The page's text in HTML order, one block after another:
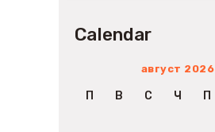
Calendar
август 2026
П В С Ч П